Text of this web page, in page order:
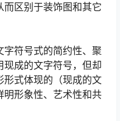
区别于装饰图和其它
符号式的简约性、聚
成的文字符号，但却
形式体现的（现成的文
明形象性、艺术性和共